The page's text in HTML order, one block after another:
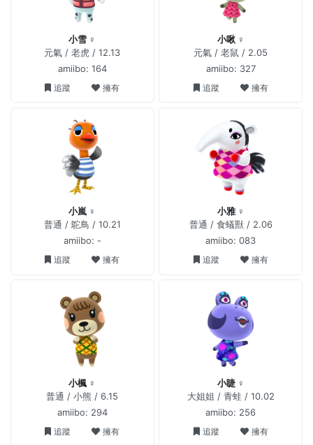
小雪 ♀
元氣 / 老虎 / 12.13
amiibo: 164
追蹤 擁有
小啾 ♀
元氣 / 老鼠 / 2.05
amiibo: 327
追蹤 擁有
小嵐 ♀
普通 / 鴕鳥 / 10.21
amiibo: -
追蹤 擁有
小雅 ♀
普通 / 食蟻獸 / 2.06
amiibo: 083
追蹤 擁有
小楓 ♀
普通 / 小熊 / 6.15
amiibo: 294
追蹤 擁有
小睫 ♀
大姐姐 / 青蛙 / 10.02
amiibo: 256
追蹤 擁有